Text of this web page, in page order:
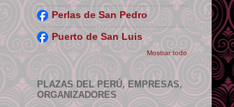
Perlas de San Pedro
Puerto de San Luis
Mostrar todo
PLAZAS DEL PERÚ, EMPRESAS,
ORGANIZADORES